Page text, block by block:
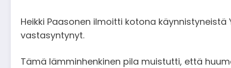
Heikki Paasonen ilmoitti kotona
vastasyntynyt.
Tämä lämminhenkinen pila muistutti, että